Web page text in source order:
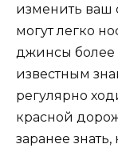
изменить ваш
могут легко
джинсы более
известным
регулярно
красной
заранее